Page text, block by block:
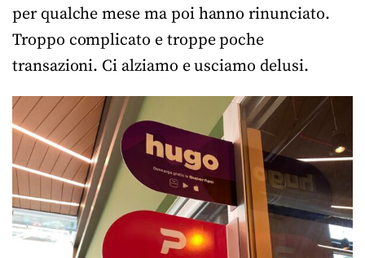
per qualche mese ma poi hanno rinunciato.
Troppo complicato e troppe poche
transazioni. Ci alziamo e usciamo delusi.